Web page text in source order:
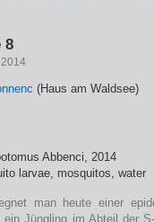
8
(Haus am Waldsee)
Abbenci, 2014
larvae, mosquitos, water
man heute einer
Jüngling im Abteil der